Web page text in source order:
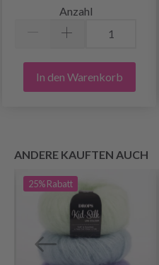
Anzahl
In den Warenkorb
ANDERE KAUFTEN AUCH
25%Rabatt